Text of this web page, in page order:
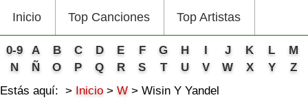
Inicio Top Canciones Top Artistas
0-9 A B C D E F G H I J K L
M
N
Ñ O P Q R S T U V W X Y
Z
Estás aquí:
Inicio W Wisin Y Yandel